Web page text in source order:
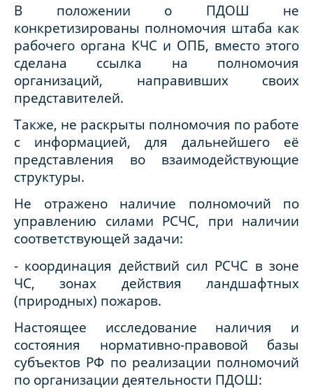
В положении о ПДОШ не
конкретизированы полномочия штаба как
рабочего органа КЧС и ОПБ, вместо этого
сделана ссылка на полномочия
организаций, направивших своих
представителей.
Также, не раскрыты полномочия по работе
с информацией, для дальнейшего её
представления во взаимодействующие
структуры.
Не отражено наличие полномочий по
управлению силами РСЧС, при наличии
соответствующей задачи:
- координация действий сил РСЧС в зоне
ЧС, зонах действия ландшафтных
(природных) пожаров.
Настоящее исследование наличия и
состояния нормативно-правовой базы
субъектов РФ по реализации полномочий
по организации деятельности ПДОШ: